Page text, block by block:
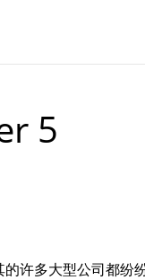
5
许多大型公司都纷